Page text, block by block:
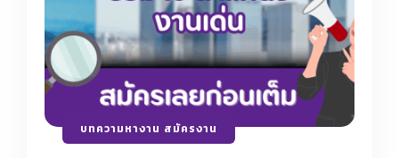
บทความหางาน สมัครงาน